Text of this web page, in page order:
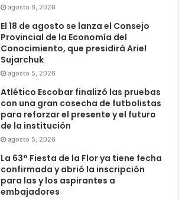
agosto 6, 2026
El 18 de agosto se lanza el Consejo
Provincial de la Economía del
Conocimiento, que presidirá Ariel
Sujarchuk
agosto 5, 2026
Atlético Escobar finalizó las pruebas
con una gran cosecha de futbolistas
para reforzar el presente y el futuro
de la institución
agosto 5, 2026
La 63° Fiesta de la Flor ya tiene fecha
confirmada y abrió la inscripción
para las y los aspirantes a
embajadores